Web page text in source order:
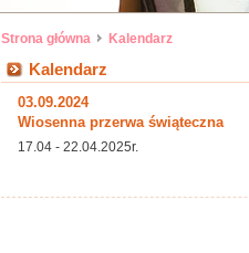
Strona główna Kalendarz
Kalendarz
03.09.2024
Wiosenna przerwa świąteczna
17.04 - 22.04.2025r.